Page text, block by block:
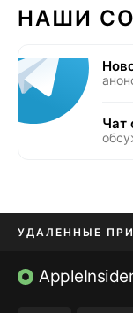
НАШИ
Чат
УДАЛЕННЫЕ
ПРИЛОЖЕНИЯ БЕЗ